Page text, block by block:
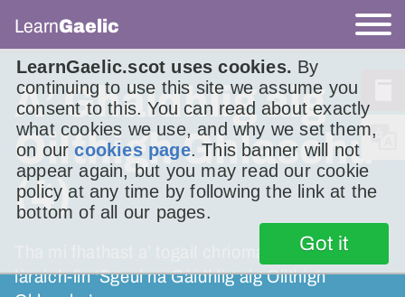
LearnGaelic.scot uses cookies. By
continuing to use this site we assume you
consent to this. You can read about exactly
what cookies we use, and why we set them,
on ourcookies page. This banner will not
appear again, but you may read our cookie
policy at any time by following the link at the
bottom of all our pages.
Got it
LearnGaelic
A’ Ghàidhlig aig
Oilthigh Ghlaschu
(4)
Tha mi fhathast a’ togail chriomagan às an
làraich-lìn ‘Sgeul na Gàidhlig aig Oilthigh